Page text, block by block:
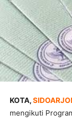
KOTA,
mengikuti